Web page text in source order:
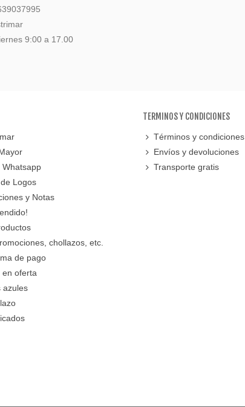
9:00 a 17.00
Whatsapp
Logos
y Notas
chollazos, etc.
de pago
en oferta
azules
TERMINOS Y CONDICIONES
Términos y condiciones
Envíos y devoluciones
Transporte gratis